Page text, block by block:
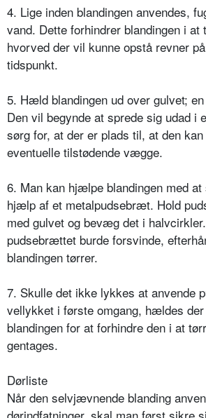
4. Lige inden blandingen anvendes,
vand. Dette forhindrer blandingen i
hvorved der vil kunne opstå revner
tidspunkt.
5. Hæld blandingen ud over gulvet;
Den vil begynde at sprede sig udad i
sørg for, at der er plads til, at den
eventuelle tilstødende vægge.
6. Man kan hjælpe blandingen med
hjælp af et metalpudsebræt. Hold
med gulvet og bevæg det i
pudsebrættet burde forsvinde,
blandingen tørrer.
7. Skulle det ikke lykkes at anvende
vellykket i første omgang, hældes der
blandingen for at forhindre den i at
gentages.
Dørliste
Når den selvjævnende blanding